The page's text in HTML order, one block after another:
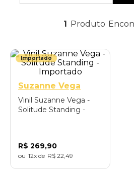
1 Produto
Importado
Suzanne Vega
Vinil Suzanne Vega -
Solitude Standing -
R$ 269,90
12 R$ 22 49